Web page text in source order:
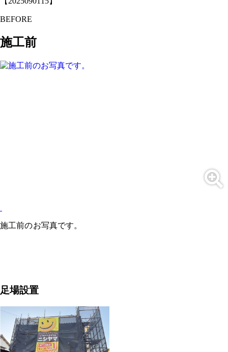
BEFORE
施工前
施工前のお写真です。
足場設置